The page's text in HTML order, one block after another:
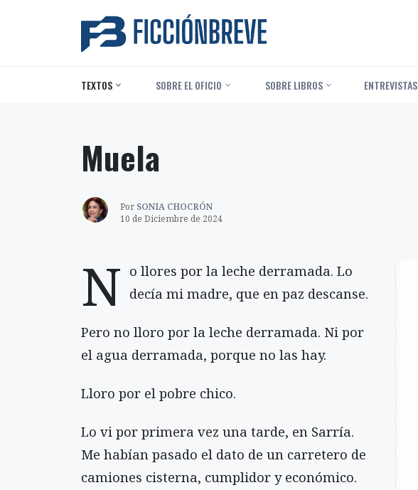
TEXTOS ‎ SOBRE EL OFICIO ‎ SOBRE LIBROS ENTREVISTAS
Muela
Por SONIA CHOCRÓN
10 de Diciembre de 2024
N o llores por la leche derramada. Lo
decía mi madre, que en paz descanse.
Pero no lloro por la leche derramada. Ni por
el agua derramada, porque no las hay.
Lloro por el pobre chico.
Lo vi por primera vez una tarde, en Sarría.
Me habían pasado el dato de un carretero de
camiones cisterna, cumplidor y económico.